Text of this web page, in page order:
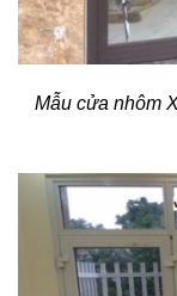
Mẫu cửa nhôm